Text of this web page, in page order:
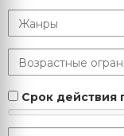
Срок действия